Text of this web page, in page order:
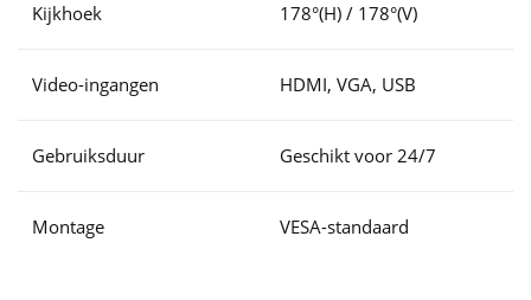
Kijkhoek 178°(H) / 178°(V)
Video-ingangen HDMI, VGA, USB
Gebruiksduur Geschikt voor 24/7
Montage VESA-standaard